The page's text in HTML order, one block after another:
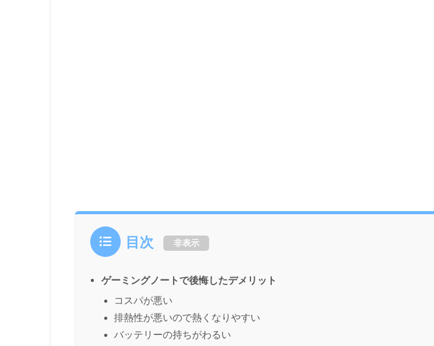
目次 非表示
ゲーミングノートで後悔したデメリット
コスパが悪い
排熱性が悪いので熱くなりやすい
バッテリーの持ちがわるい